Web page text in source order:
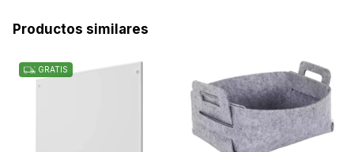
Productos similares
GRATIS